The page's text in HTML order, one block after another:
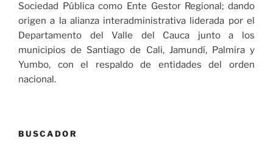
Sociedad Pública como Ente Gestor Regional; dando
origen a la alianza interadministrativa liderada por el
Departamento del Valle del Cauca junto a los
municipios de Santiago de Cali, Jamundí, Palmira y
Yumbo, con el respaldo de entidades del orden
nacional.
BUSCADOR